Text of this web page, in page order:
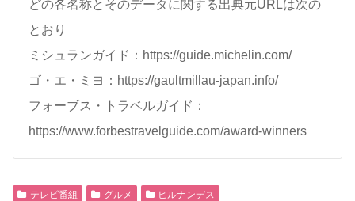
どの各名称とそのデータに関する出典元URLは次の
とおり
ミシュランガイド：https://guide.michelin.com/
ゴ・エ・ミヨ：https://gaultmillau-japan.info/
フォーブス・トラベルガイド：
https://www.forbestravelguide.com/award-winners
テレビ番組 グルメ ヒルナンデス